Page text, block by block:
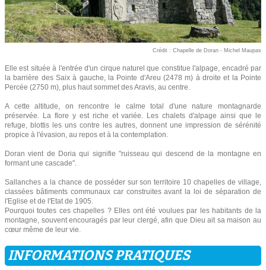
Crédit : Chapelle de Doran - Michel Maupas
Elle est située à l'entrée d'un cirque naturel que constitue l'alpage, encadré par
la barrière des Saix à gauche, la Pointe d'Areu (2478 m) à droite et la Pointe
Percée (2750 m), plus haut sommet des Aravis, au centre.
A cette altitude, on rencontre le calme total d'une nature montagnarde
préservée. La flore y est riche et variée. Les chalets d'alpage ainsi que le
refuge, blottis les uns contre les autres, donnent une impression de sérénité
propice à l'évasion, au repos et à la contemplation.
Doran vient de Doria qui signifie "ruisseau qui descend de la montagne en
formant une cascade".
Sallanches a la chance de posséder sur son territoire 10 chapelles de village,
classées bâtiments communaux car construites avant la loi de séparation de
l'Eglise et de l'Etat de 1905.
Pourquoi toutes ces chapelles ? Elles ont été voulues par les habitants de la
montagne, souvent encouragés par leur clergé, afin que Dieu ait sa maison au
cœur même de leur vie.
INFORMATIONS PRATIQUES